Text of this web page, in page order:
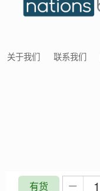
有货
关于我们 联系我们